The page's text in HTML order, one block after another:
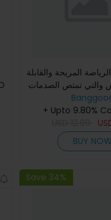
المريحة والقابلة
والتي تمتص الصدمات
في الهواء الطلق
+ Upto 9.80%
BUY NOW
Save 34%